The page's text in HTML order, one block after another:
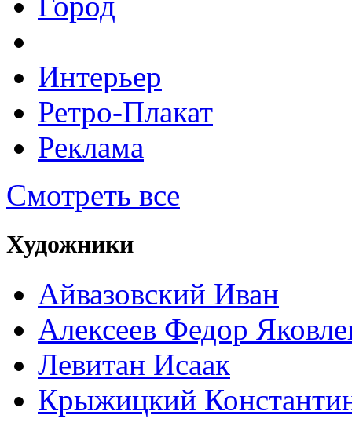
Интерьер
Ретро-Плакат
Реклама
Смотреть все
Художники
Айвазовский Иван
Алексеев Федор
Левитан Исаак
Крыжицкий